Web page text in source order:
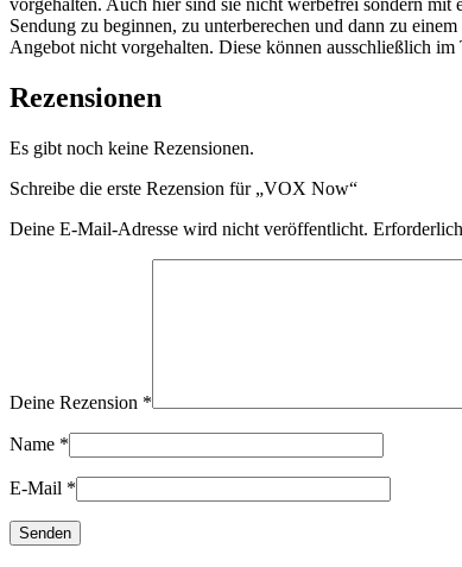
Sendung zu beginnen, zu unterberechen und dann zu
Angebot nicht vorgehalten. Diese können ausschließlich
Rezensionen
Es gibt noch keine Rezensionen.
Schreibe die erste Rezension für „VOX Now“
Deine E-Mail-Adresse wird nicht veröffentlicht.
Deine Rezension *
Name *
E-Mail *